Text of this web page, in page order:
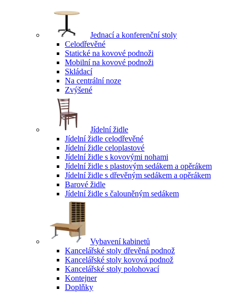
Jednací a konferenční stoly
Celodřevěné
Statické na kovové podnoži
Mobilní na kovové podnoži
Skládací
Na centrální noze
Zvýšené
Jídelní židle
Jídelní židle celodřevěné
Jídelní židle celoplastové
Jídelní židle s kovovými nohami
Jídelní židle s plastovým sedákem a opěrákem
Jídelní židle s dřevěným sedákem a opěrákem
Barové židle
Jídelní židle s čalouněným sedákem
Vybavení kabinetů
Kancelářské stoly dřevěná podnož
Kancelářské stoly kovová podnož
Kancelářské stoly polohovací
Kontejner
Doplňky